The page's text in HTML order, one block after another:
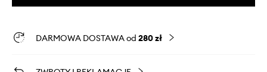
DARMOWA DOSTAWA od 280 zł